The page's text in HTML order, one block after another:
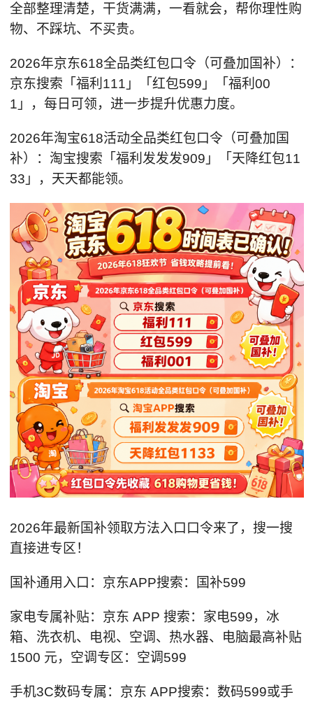
全部整理清楚，干货满满，一看就会，帮你理性购
物、不踩坑、不买贵。
2026年京东618全品类红包口令（可叠加国补）：
京东搜索「福利111」「红包599」「福利00
1」，每日可领，进一步提升优惠力度。
2026年淘宝618活动全品类红包口令（可叠加国
补）：淘宝搜索「福利发发发909」「天降红包11
33」，天天都能领。
2026年最新国补领取方法入口口令来了，搜一搜
直接进专区！
国补通用入口：京东APP搜索：国补599
家电专属补贴：京东 APP 搜索：家电599，冰
箱、洗衣机、电视、空调、热水器、电脑最高补贴
1500 元，空调专区：空调599
手机3C数码专属：京东 APP搜索：数码599或手